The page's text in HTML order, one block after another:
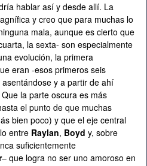
hablar así y desde allí. La
y creo que para muchas lo
mala, aunque es cierto que
la sexta- son especialmente
evolución, la primera
eran -esos primeros seis
y a partir de ahí
la parte oscura es más
el punto de que muchas
bien poco) y que el eje central
entre Raylan, Boyd y, sobre
suficientemente
– que logra no ser uno amoroso en